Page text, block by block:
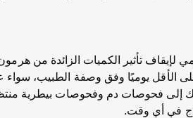
لإيقاف تأثير الكميات الزائدة من
الأقل يوميًا وفق وصفة الطبيب،
إلى فحوصات دم وفحوصات بيطرية
في أي وقت.